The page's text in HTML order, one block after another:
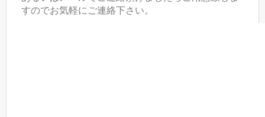
すのでお気軽にご連絡下さい。